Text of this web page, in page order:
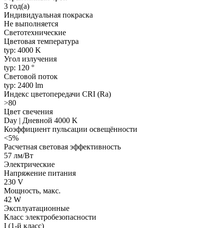
3 год(а)
Индивидуальная покраска
Не выполняется
Светотехнические
Цветовая температура
typ: 4000 K
Угол излучения
typ: 120 °
Световой поток
typ: 2400 lm
Индекс цветопередачи CRI (Ra)
>80
Цвет свечения
Day | Дневной 4000 K
Коэффициент пульсации освещённости
<5%
Расчетная световая эффективность
57 лм/Вт
Электрические
Напряжение питания
230 V
Мощность, макс.
42 W
Эксплуатационные
Класс электробезопасности
I (1-й класс)